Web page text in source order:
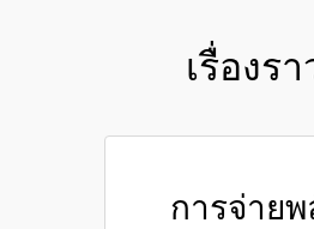
เรื่องร
การจ่าย